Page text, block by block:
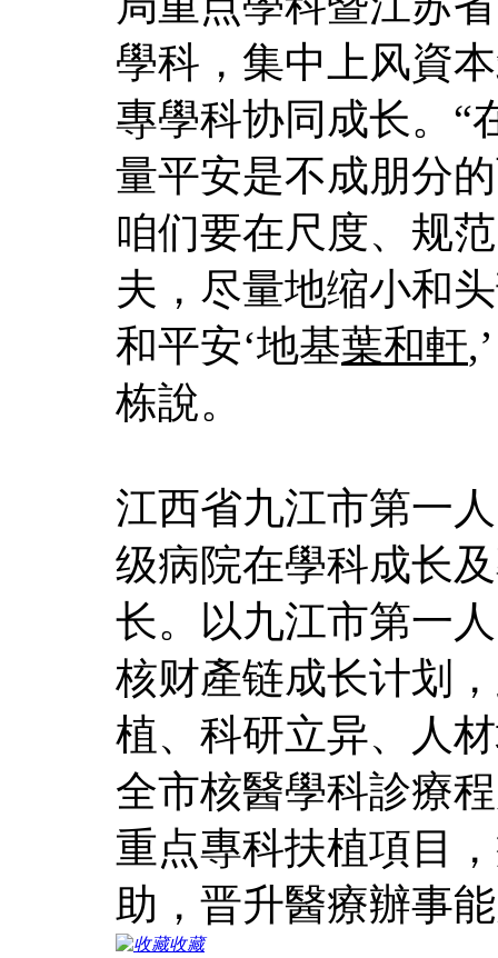
學科，集中上风資
專學科协同成长。“
量平安是不成朋分
咱们要在尺度、规
夫，尽量地缩小和
和平安‘地基葉和軒
栋說。
江西省九江市第一
级病院在學科成长
长。以九江市第一
核财產链成长计划
植、科研立异、人
全市核醫學科診療
重点專科扶植項目
助，晋升醫療辦事
收藏